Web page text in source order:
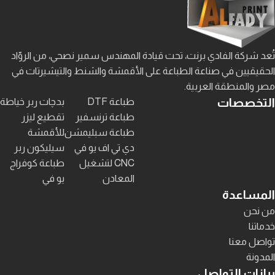
تُعد شركة الفادي برنت، تحت قيادة المهندس سمير نصحي، من الروّاد
الحقيقيين في صناعة الطباعة على الأقمشة والشنط والتيشيرتات في
مصر والمنطقة العربية.
التخصصات
طباعة DTF
طباعة ترنسفير
طباعة سبليمشن
دي تي اف يو في
CNC لتشغيل
المعادن
بدچات ربر خياطة
تقطيع ليزر
للأقمشة
سيليكون ربر
طباعة كوفراج
يو في
المساعدة
من نحن
خدماتنا
تواصل معنا
المدونة